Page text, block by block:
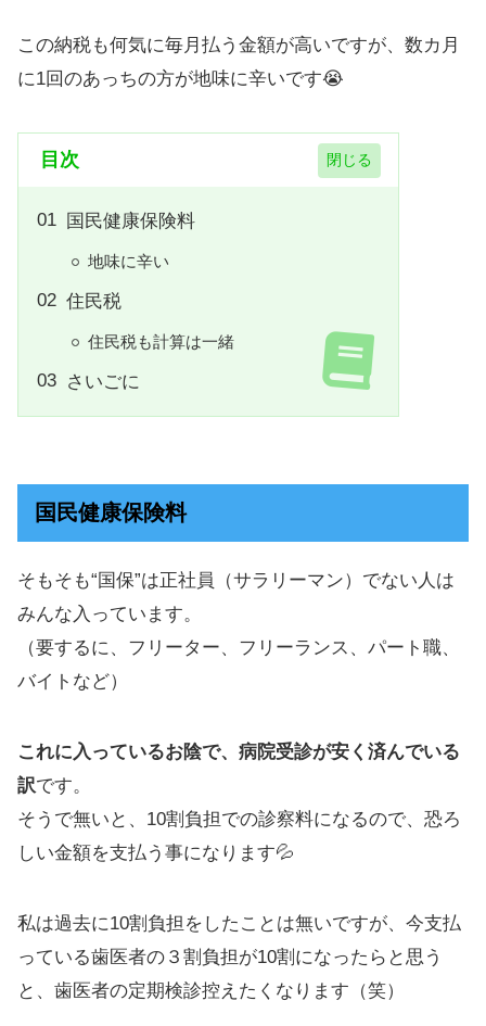
この納税も何気に毎月払う金額が高いですが、数カ月
に1回のあっちの方が地味に辛いです😭
目次
国民健康保険料
地味に辛い
住民税
住民税も計算は一緒
さいごに
国民健康保険料
そもそも“国保”は正社員（サラリーマン）でない人は
みんな入っています。
（要するに、フリーター、フリーランス、パート職、
バイトなど）
これに入っているお陰で、病院受診が安く済んでいる
訳です。
そうで無いと、10割負担での診察料になるので、恐ろ
しい金額を支払う事になります💦
私は過去に10割負担をしたことは無いですが、今支払
っている歯医者の３割負担が10割になったらと思う
と、歯医者の定期検診控えたくなります（笑）